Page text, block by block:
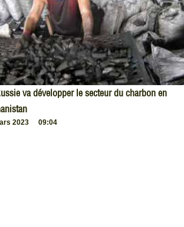
va développer le secteur du charbon en
2023 09:04